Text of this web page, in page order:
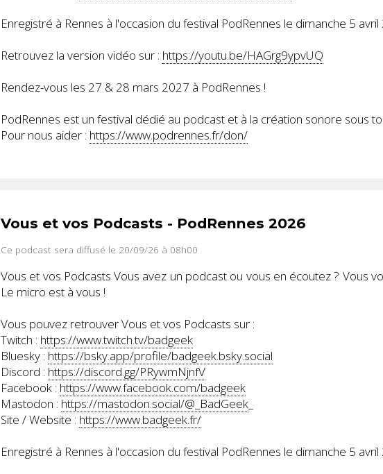
Enregistré à Rennes à l'occasion du festival PodRennes le dimanche 5
Retrouvez la version vidéo sur : https://youtu.be/HAGrg9ypvUQ
Rendez-vous les 27 & 28 mars 2027 à PodRennes !
PodRennes est un festival dédié au podcast et à la création sonore sous
Pour nous aider : https://www.podrennes.fr/don/
Vous et vos Podcasts - PodRennes 2026
Ce podcast sera diffusé le 20/09/26 à 08h00
Vous et vos Podcasts Vous avez un podcast ou vous en écoutez ? Vous
Le micro est à vous !
Vous pouvez retrouver Vous et vos Podcasts sur :
Twitch : https://www.twitch.tv/badgeek
Bluesky : https://bsky.app/profile/badgeek.bsky.social
Discord : https://discord.gg/PRywmNjnfV
Facebook : https://www.facebook.com/badgeek
Mastodon : https://mastodon.social/@_BadGeek
Site / Website : https://www.badgeek.fr/
Enregistré à Rennes à l'occasion du festival PodRennes le dimanche 5